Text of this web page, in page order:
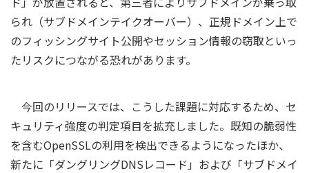
られ（サブドメインテイクオーバー）、正規ドメイン上で
のフィッシングサイト公開やセッション情報の窃取といっ
たリスクにつながる恐れがあります。
今回のリリースでは、こうした課題に対応するため、セ
キュリティ強度の判定項目を拡充しました。既知の脆弱性
を含むOpenSSLの利用を検出できるようになったほか、
新たに「ダングリングDNSレコード」および「サブドメイ